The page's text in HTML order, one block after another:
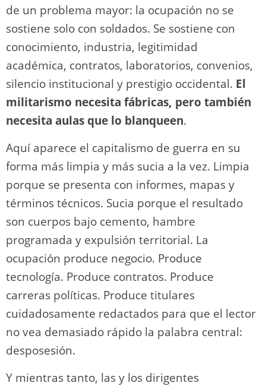
de un problema mayor: la ocupación no se
sostiene solo con soldados. Se sostiene con
conocimiento, industria, legitimidad
académica, contratos, laboratorios, convenios,
silencio institucional y prestigio occidental. El
militarismo necesita fábricas, pero también
necesita aulas que lo blanqueen.
Aquí aparece el capitalismo de guerra en su
forma más limpia y más sucia a la vez. Limpia
porque se presenta con informes, mapas y
términos técnicos. Sucia porque el resultado
son cuerpos bajo cemento, hambre
programada y expulsión territorial. La
ocupación produce negocio. Produce
tecnología. Produce contratos. Produce
carreras políticas. Produce titulares
cuidadosamente redactados para que el lector
no vea demasiado rápido la palabra central:
desposesión.
Y mientras tanto, las y los dirigentes